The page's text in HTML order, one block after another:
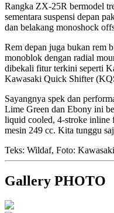
Rangka ZX-25R bermodel
sementara suspensi depan
dan belakang monoshock
Rem depan juga bukan rem
monoblok dengan radial
dibekali fitur terkini seperti
Kawasaki Quick Shifter
Sayangnya spek dan
Lime Green dan Ebony ini
liquid cooled, 4-stroke inline
mesin 249 cc. Kita tunggu
Teks: Wildaf, Foto:
Gallery PHOTO